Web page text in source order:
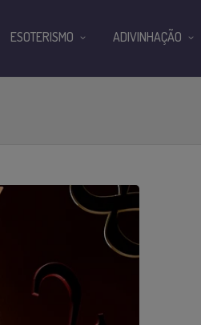
ESOTERISMO ADIVINHAÇÃO